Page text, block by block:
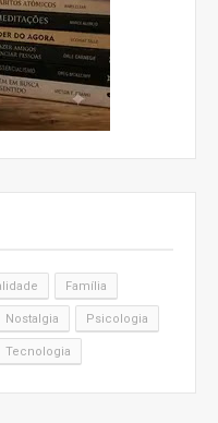
Família
Nostalgia Psicologia
Tecnologia